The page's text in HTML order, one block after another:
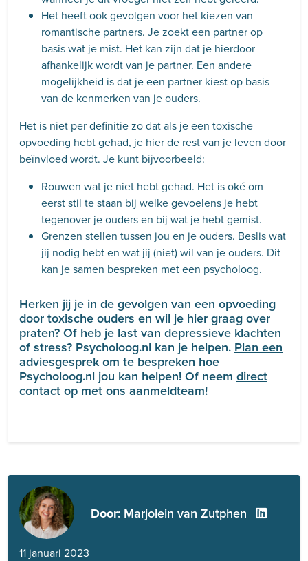
Het heeft ook gevolgen voor het kiezen van
romantische partners. Je zoekt een partner op
basis wat je mist. Het kan zijn dat je hierdoor
afhankelijk wordt van je partner. Een andere
mogelijkheid is dat je een partner kiest op basis
van de kenmerken van je ouders.
Het is niet per definitie zo dat als je een toxische
opvoeding hebt gehad, je hier de rest van je leven door
beïnvloed wordt. Je kunt bijvoorbeeld:
Rouwen wat je niet hebt gehad. Het is oké om
eerst stil te staan bij welke gevoelens je hebt
tegenover je ouders en bij wat je hebt gemist.
Grenzen stellen tussen jou en je ouders. Beslis wat
jij nodig hebt en wat jij (niet) wil van je ouders. Dit
kan je samen bespreken met een psycholoog.
Herken jij je in de gevolgen van een opvoeding
door toxische ouders en wil je hier graag over
praten? Of heb je last van depressieve klachten
of stress? Psycholoog.nl kan je helpen. Plan een
adviesgesprek om te bespreken hoe
Psycholoog.nl jou kan helpen! Of neem direct
contact op met ons aanmeldteam!
Door: Marjolein van Zutphen
11 januari 2023